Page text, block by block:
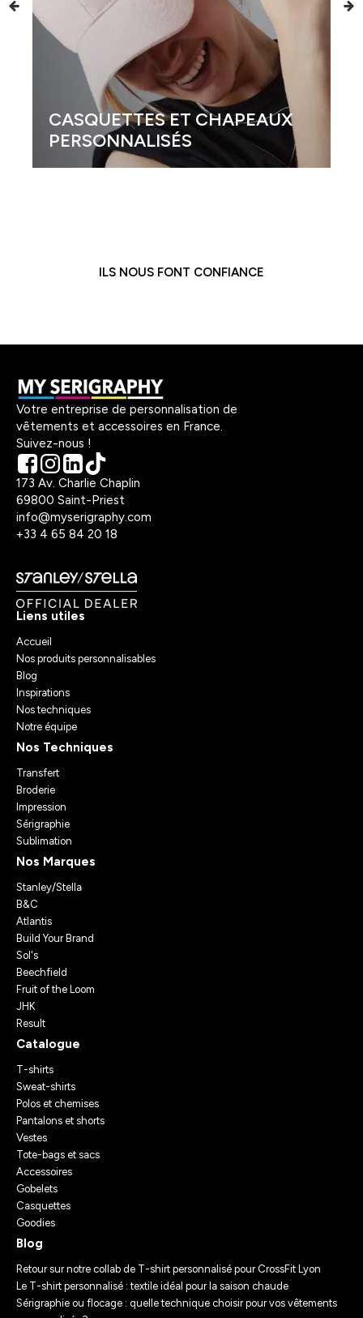
CASQUETTES ET CHAPEAUX
PERSONNALISÉS
ILS NOUS FONT CONFIANCE
Votre entreprise de personnalisation de
vêtements et accessoires en France.
Suivez-nous !
173 Av. Charlie Chaplin
69800 Saint-Priest
info@myserigraphy.com
+33 4 65 84 20 18
Liens utiles
Accueil
Nos produits personnalisables
Blog
Inspirations
Nos techniques
Notre équipe
Nos Techniques
Transfert
Broderie
Impression
Sérigraphie
Sublimation
Nos Marques
Stanley/Stella
B&C
Atlantis
Build Your Brand
Sol's
Beechfield
Fruit of the Loom
JHK
Result
Catalogue
T-shirts
Sweat-shirts
Polos et chemises
Pantalons et shorts
Vestes
Tote-bags et sacs
Accessoires
Gobelets
Casquettes
Goodies
Blog
Retour sur notre collab de T-shirt personnalisé pour CrossFit Lyon
Le T-shirt personnalisé : textile idéal pour la saison chaude
Sérigraphie ou flocage : quelle technique choisir pour vos vêtements